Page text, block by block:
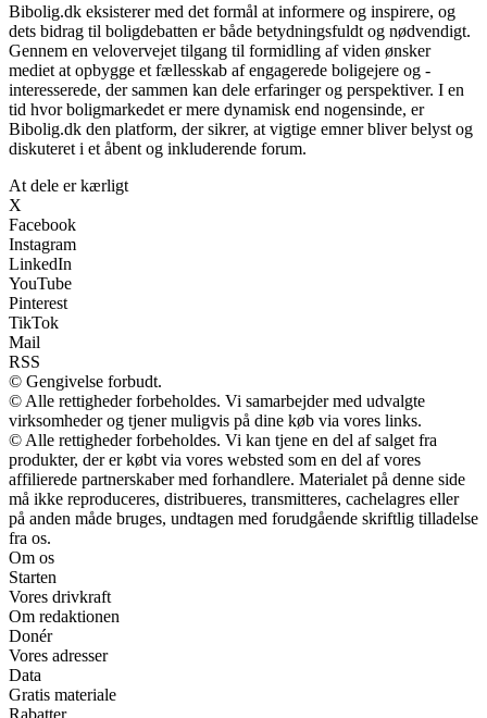
Bibolig.dk eksisterer med det formål at informere og inspirere, og
dets bidrag til boligdebatten er både betydningsfuldt og nødvendigt.
Gennem en velovervejet tilgang til formidling af viden ønsker
mediet at opbygge et fællesskab af engagerede boligejere og -
interesserede, der sammen kan dele erfaringer og perspektiver. I en
tid hvor boligmarkedet er mere dynamisk end nogensinde, er
Bibolig.dk den platform, der sikrer, at vigtige emner bliver belyst og
diskuteret i et åbent og inkluderende forum.
At dele er kærligt
X
Facebook
Instagram
LinkedIn
YouTube
Pinterest
TikTok
Mail
RSS
© Gengivelse forbudt.
© Alle rettigheder forbeholdes. Vi samarbejder med udvalgte
virksomheder og tjener muligvis på dine køb via vores links.
© Alle rettigheder forbeholdes. Vi kan tjene en del af salget fra
produkter, der er købt via vores websted som en del af vores
affilierede partnerskaber med forhandlere. Materialet på denne side
må ikke reproduceres, distribueres, transmitteres, cachelagres eller
på anden måde bruges, undtagen med forudgående skriftlig tilladelse
fra os.
Om os
Starten
Vores drivkraft
Om redaktionen
Donér
Vores adresser
Data
Gratis materiale
Rabatter